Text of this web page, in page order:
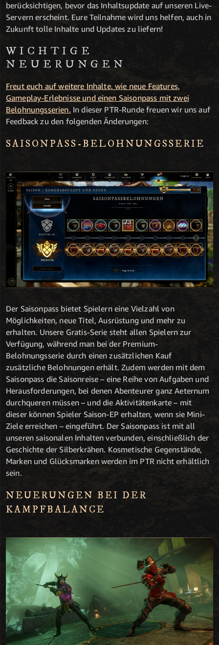
berücksichtigen, bevor das Inhaltsupdate auf unseren Live-
Servern erscheint. Eure Teilnahme wird uns helfen, auch in
Zukunft tolle Inhalte und Updates zu liefern!
WICHTIGE
NEUERUNGEN
Freut euch auf weitere Inhalte, wie neue Features,
Gameplay-Erlebnisse und einen Saisonpass mit zwei
Belohnungsserien. In dieser PTR-Runde freuen wir uns auf
Feedback zu den folgenden Änderungen:
SAISONPASS-BELOHNUNGSSERIE
Der Saisonpass bietet Spielern eine Vielzahl von
Möglichkeiten, neue Titel, Ausrüstung und mehr zu
erhalten. Unsere Gratis-Serie steht allen Spielern zur
Verfügung, während man bei der Premium-
Belohnungsserie durch einen zusätzlichen Kauf
zusätzliche Belohnungen erhält. Zudem werden mit dem
Saisonpass die Saisonreise – eine Reihe von Aufgaben und
Herausforderungen, bei denen Abenteurer ganz Aeternum
durchqueren müssen – und die Aktivitätenkarte – mit
dieser können Spieler Saison-EP erhalten, wenn sie Mini-
Ziele erreichen – eingeführt. Der Saisonpass ist mit all
unseren saisonalen Inhalten verbunden, einschließlich der
Geschichte der Silberkrähen. Kosmetische Gegenstände,
Marken und Glücksmarken werden im PTR nicht erhältlich
sein.
NEUERUNGEN BEI DER
KAMPFBALANCE